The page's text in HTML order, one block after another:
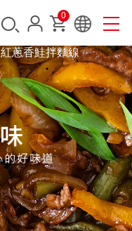
0
紅蔥香鮭拌麵線